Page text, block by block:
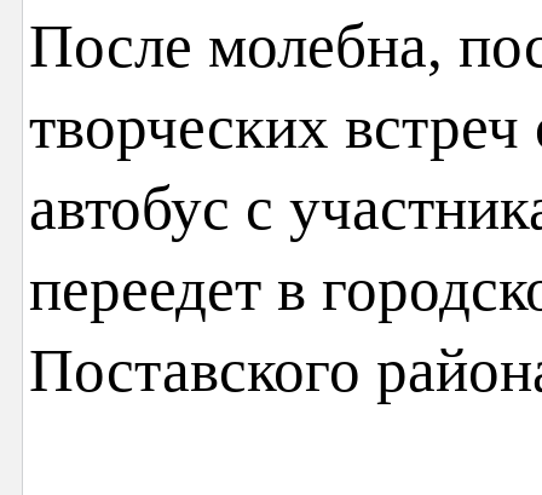
После молебна,
творческих
автобус с
переедет в
Поставского